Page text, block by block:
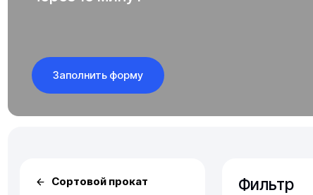
Заполнить форму
Сортовой прокат Фильтр